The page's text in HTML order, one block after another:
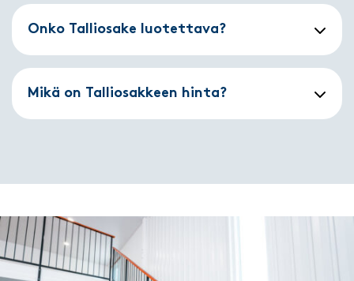
Onko Talliosake luotettava?
Mikä on Talliosakkeen hinta?